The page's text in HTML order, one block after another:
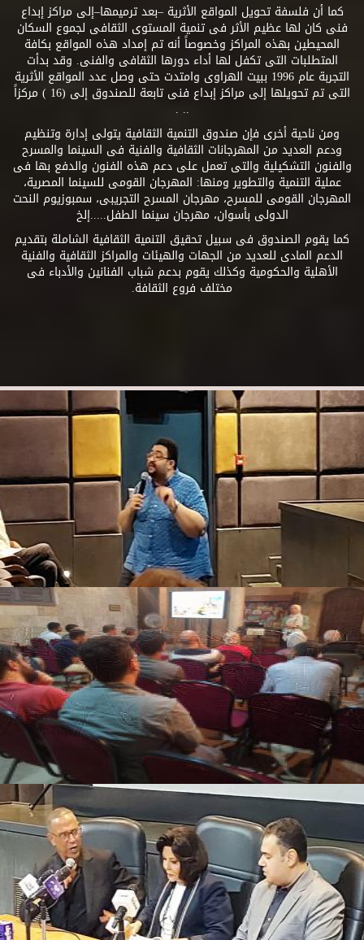
كما أن فلسفة تحويل المواقع الأثرية –بعد ترميمها–إلى مراكز إبداع
فنى كان لها عظيم الأثر فى تنمية المستوى الثقافى لجموع السكان
المحيطين بهذه المراكز وخصوصاً أنه تم إمداد هذه المواقع بكافة
المتطلبات التى تكفل لها أداء دورها الثقافى والفنى. وقد بدأت
التجربة عام 1996 ببيت الهراوى وامتدت حتى وصل عدد المواقع الأثرية
التى تم تحويلها إلى مراكز إبداع فنى تابعة للصندوق إلى (16 ) مركزاً
.. .
ومن ناحية أخرى فإن صندوق التنمية الثقافية يتولى إدارة وتنظيم
ودعم العديد من المهرجانات الثقافية والفنية فى السينما والمسرح
والفنون التشكيلية والتى تعمل على دعم هذه الفنون والدفع بها فى
عملية التنمية والتطوير ومنها: المهرجان القومى للسينما المصرية،
المهرجان القومى للمسرح، مهرجان المسرح التجريبى، سمبوزيوم النحت
الدولى بأسوان، مهرجان سينما الطفل.....إلخ
كما يقوم الصندوق فى سبيل تحقيق التنمية الثقافية الشاملة بتقديم
الدعم المادى للعديد من الجهات والهيئات والمراكز الثقافية والفنية
الأهلية والحكومية وكذلك يقوم بدعم شباب الفنانين والأدباء فى
مختلف فروع الثقافة.